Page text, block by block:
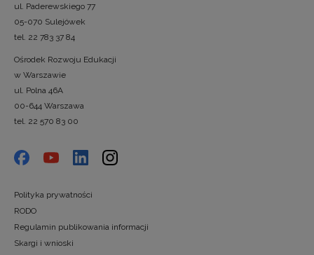
ul. Paderewskiego 77
05-070 Sulejówek
tel. 22 783 37 84
Ośrodek Rozwoju Edukacji
w Warszawie
ul. Polna 46A
00-644 Warszawa
tel. 22 570 83 00
Polityka prywatności
RODO
Regulamin publikowania informacji
Skargi i wnioski